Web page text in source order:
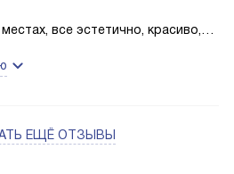
все эстетично, красиво,
ЕЩЁ ОТЗЫВЫ